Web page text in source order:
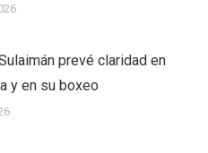
prevé claridad en
y en su boxeo